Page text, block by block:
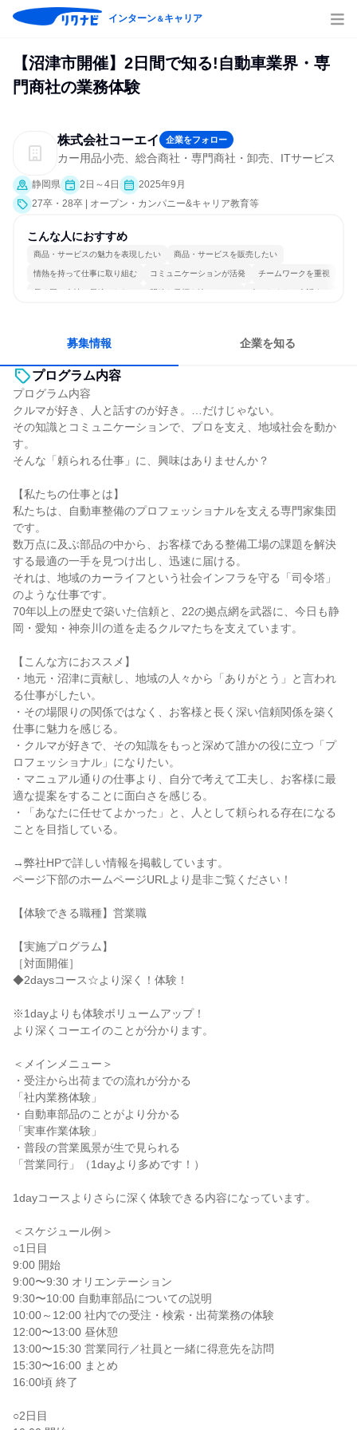
インターン＆キャリア
【沼津市開催】2日間で知る!自動車業界・専
門商社の業務体験
株式会社コーエイ 企業をフォロー
カー用品小売、総合商社・専門商社・卸売、ITサービス
静岡県 2日～4日
2025年9月
27卒・28卒 | オープン・カンパニー&キャリア教育等
こんな人におすすめ
商品・サービスの魅力を表現したい 商品・サービスを販売したい
情熱を持って仕事に取り組む コミュニケーションが活発 チームワークを重視
長く同じ会社に居続けられる 明確な目標を追いかける 人とたくさん会話する
募集情報 企業を知る
プログラム内容
プログラム内容
クルマが好き、人と話すのが好き。…だけじゃない。
その知識とコミュニケーションで、プロを支え、地域社会を動か
す。
そんな「頼られる仕事」に、興味はありませんか？
【私たちの仕事とは】
私たちは、自動車整備のプロフェッショナルを支える専門家集団
です。
数万点に及ぶ部品の中から、お客様である整備工場の課題を解決
する最適の一手を見つけ出し、迅速に届ける。
それは、地域のカーライフという社会インフラを守る「司令塔」
のような仕事です。
70年以上の歴史で築いた信頼と、22の拠点網を武器に、今日も静
岡・愛知・神奈川の道を走るクルマたちを支えています。
【こんな方におススメ】
・地元・沼津に貢献し、地域の人々から「ありがとう」と言われ
る仕事がしたい。
・その場限りの関係ではなく、お客様と長く深い信頼関係を築く
仕事に魅力を感じる。
・クルマが好きで、その知識をもっと深めて誰かの役に立つ「プ
ロフェッショナル」になりたい。
・マニュアル通りの仕事より、自分で考えて工夫し、お客様に最
適な提案をすることに面白さを感じる。
・「あなたに任せてよかった」と、人として頼られる存在になる
ことを目指している。
→弊社HPで詳しい情報を掲載しています。
ページ下部のホームページURLより是非ご覧ください！
【体験できる職種】営業職
【実施プログラム】
［対面開催］
◆2daysコース☆より深く！体験！
※1dayよりも体験ボリュームアップ！
より深くコーエイのことが分かります。
＜メインメニュー＞
・受注から出荷までの流れが分かる
「社内業務体験」
・自動車部品のことがより分かる
「実車作業体験」
・普段の営業風景が生で見られる
「営業同行」（1dayより多めです！）
1dayコースよりさらに深く体験できる内容になっています。
＜スケジュール例＞
○1日目
9:00 開始
9:00〜9:30 オリエンテーション
9:30〜10:00 自動車部品についての説明
10:00～12:00 社内での受注・検索・出荷業務の体験
12:00〜13:00 昼休憩
13:00〜15:30 営業同行／社員と一緒に得意先を訪問
15:30〜16:00 まとめ
16:00頃 終了
○2日目